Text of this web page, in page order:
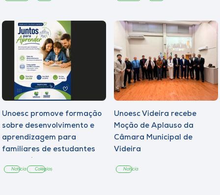
Unoesc promove formação
sobre desenvolvimento e
aprendizagem para
familiares de estudantes
Notícia Colégios
Unoesc Videira recebe
Moção de Aplauso da
Câmara Municipal de
Videira
Notícia